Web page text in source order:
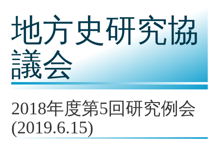
地方史研究協
議会
2018年度第5回研究例会
(2019.6.15)